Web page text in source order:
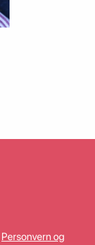
Personvern og